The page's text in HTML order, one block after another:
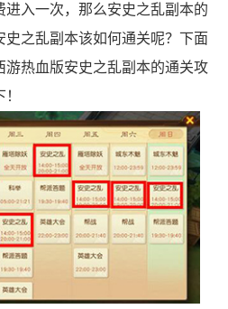
入一次，那么安史之乱副本的
之乱副本该如何通关呢？下面
游热血版安史之乱副本的通关攻